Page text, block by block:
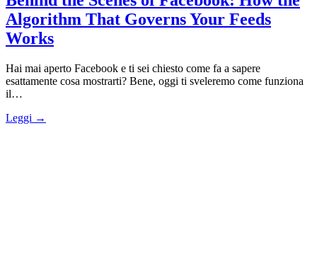
Algorithm That Governs Your Feeds
Works
Hai mai aperto Facebook e ti sei chiesto come fa a sapere
esattamente cosa mostrarti? Bene, oggi ti sveleremo come funziona
il…
Leggi →